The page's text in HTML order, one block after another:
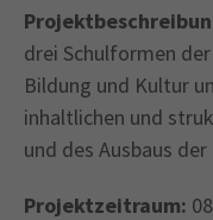
drei Schulformen
Bildung und Kultur
inhaltlichen und
und des Ausbaus
Projektzeitraum: